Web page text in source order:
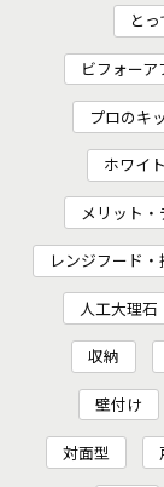
と
ビフォーア
プロのキ
ホワイト
メリット
レンジフード・
人工大理石
収納
壁付け
対面型